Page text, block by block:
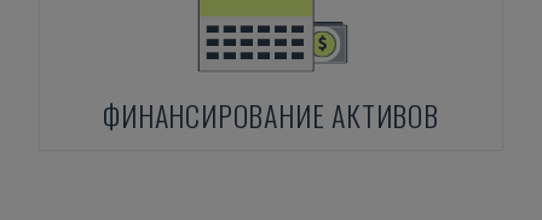
ФИНАНСИРОВАНИЕ АКТИВОВ